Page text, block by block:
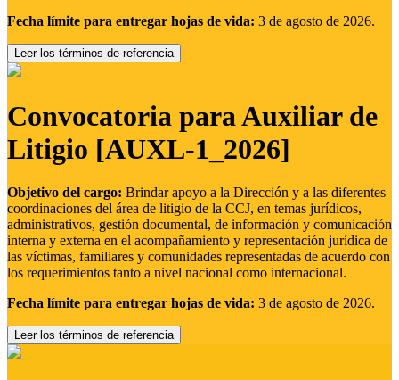
Fecha límite para entregar hojas de vida: 3 de agosto de 2026.
Leer los términos de referencia
Convocatoria para Auxiliar de
Litigio [AUXL-1_2026]
Objetivo del cargo: Brindar apoyo a la Dirección y a las diferentes
coordinaciones del área de litigio de la CCJ, en temas jurídicos,
administrativos, gestión documental, de información y comunicación
interna y externa en el acompañamiento y representación jurídica de
las víctimas, familiares y comunidades representadas de acuerdo con
los requerimientos tanto a nivel nacional como internacional.
Fecha límite para entregar hojas de vida: 3 de agosto de 2026.
Leer los términos de referencia